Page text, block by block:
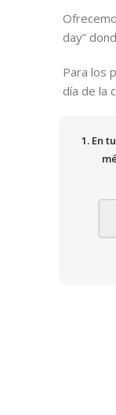
day”
Para los
día de la
1. En